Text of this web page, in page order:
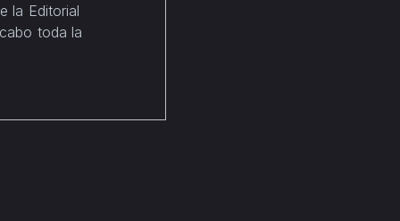
la Editorial
toda la